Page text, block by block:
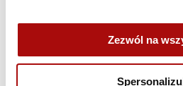
Zezwól na
Zasubskrybuj
Cześć!